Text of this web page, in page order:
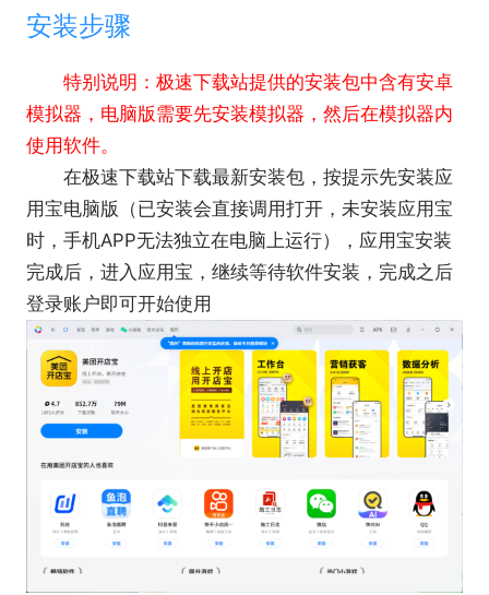
安装步骤
特别说明：极速下载站提供的安装包中含有安卓
模拟器，电脑版需要先安装模拟器，然后在模拟器内
使用软件。
在极速下载站下载最新安装包，按提示先安装应
用宝电脑版（已安装会直接调用打开，未安装应用宝
时，手机APP无法独立在电脑上运行），应用宝安装
完成后，进入应用宝，继续等待软件安装，完成之后
登录账户即可开始使用